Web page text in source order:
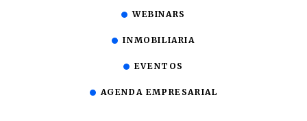
WEBINARS
INMOBILIARIA
EVENTOS
AGENDA EMPRESARIAL